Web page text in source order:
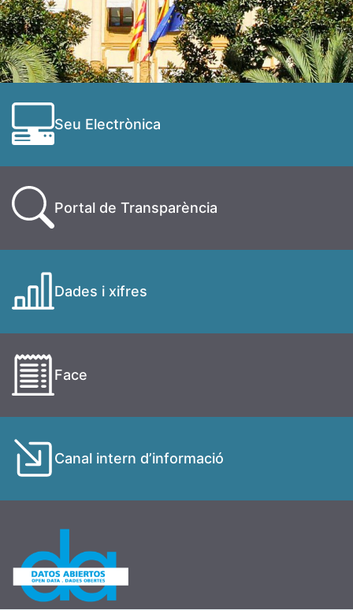
Seu Electrònica
Portal de Transparència
Dades i xifres
Face
Canal intern d’informació